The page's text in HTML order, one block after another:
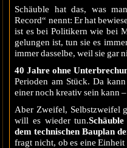
Schäuble hat das, was
Record“ nennt: Er hat
ist es bei Politikern wie bei
gelungen ist, tun sie es
immer dasselbe, weil sie gar
40 Jahre ohne
Perioden am Stück. Da
einer noch kreativ sein kann
Aber Zweifel, Selbstzweifel
will es wieder tun.
dem technischen Bauplan
fragt nicht, ob es eine